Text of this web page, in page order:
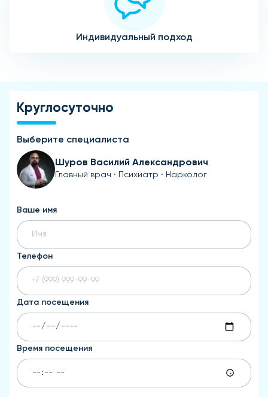
Индивидуальный подход
Круглосуточно
Выберите специалиста
Шуров Василий Александрович
Главный врач · Психиатр · Нарколог
Ваше имя
Телефон
Дата посещения
Время посещения